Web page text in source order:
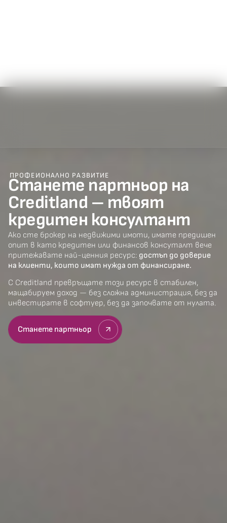
ПРОФЕИОНАЛНО РАЗВИТИЕ
Станете партньор на
Creditland – твоят
кредитен консултант
Ако сте брокер на недвижими имоти, имате предишен
опит в като кредитен или финансов консуталт вече
притежавате най-ценния ресурс: достъп до доверие
на клиенти, които имат нужда от финансиране.
С Creditland превръщате този ресурс в стабилен,
мащабируем доход — без сложна администрация, без да
инвестирате в софтуер, без да започвате от нулата.
Станете партньор